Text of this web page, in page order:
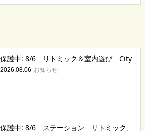
保護中: 8/6 リトミック＆室内遊び City
2026.08.06 お知らせ
保護中: 8/6 ステーション リトミック、